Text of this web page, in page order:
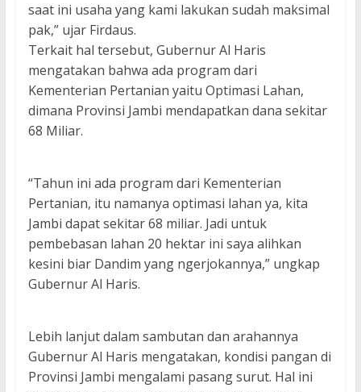
saat ini usaha yang kami lakukan sudah maksimal
pak,” ujar Firdaus.
Terkait hal tersebut, Gubernur Al Haris
mengatakan bahwa ada program dari
Kementerian Pertanian yaitu Optimasi Lahan,
dimana Provinsi Jambi mendapatkan dana sekitar
68 Miliar.
“Tahun ini ada program dari Kementerian
Pertanian, itu namanya optimasi lahan ya, kita
Jambi dapat sekitar 68 miliar. Jadi untuk
pembebasan lahan 20 hektar ini saya alihkan
kesini biar Dandim yang ngerjokannya,” ungkap
Gubernur Al Haris.
Lebih lanjut dalam sambutan dan arahannya
Gubernur Al Haris mengatakan, kondisi pangan di
Provinsi Jambi mengalami pasang surut. Hal ini